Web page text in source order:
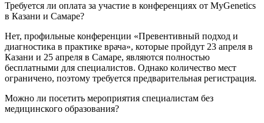
Требуется ли оплата за участие в конференциях от MyGenetics
в Казани и Самаре?
Нет, профильные конференции «Превентивный подход и
диагностика в практике врача», которые пройдут 23 апреля в
Казани и 25 апреля в Самаре, являются полностью
бесплатными для специалистов. Однако количество мест
ограничено, поэтому требуется предварительная регистрация.
Можно ли посетить мероприятия специалистам без
медицинского образования?